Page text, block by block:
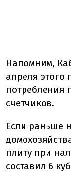
Напомним,
апреля этого
потребления
счетчиков.
Если раньше
плиту при
составил 6